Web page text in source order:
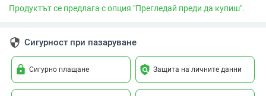
Продуктът се предлага с опция "Прегледай преди да купиш".
security Сигурност при пазаруване
lock Сигурно плащане policy Защита на личните данни